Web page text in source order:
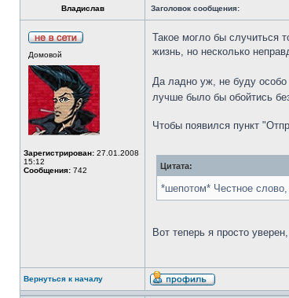
Владислав Заголовок сообщения:
Домовой
Зарегистрирован: 27.01.2008
15:12
Сообщения: 742
Такое могло бы случиться
жизнь, но несколько
Да ладно уж, не буду особо
лучше было бы обойтись
Чтобы появился пункт
Цитата:
*шепотом* Честное
Вот теперь я просто
Вернуться к началу